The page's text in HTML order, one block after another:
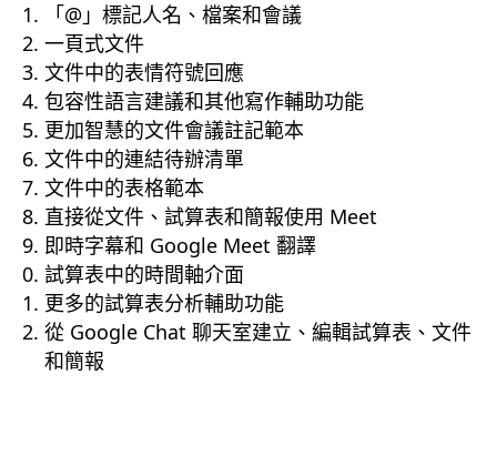
「@」標記人名、檔案和會議
一頁式文件
文件中的表情符號回應
包容性語言建議和其他寫作輔助功能
更加智慧的文件會議註記範本
文件中的連結待辦清單
文件中的表格範本
直接從文件、試算表和簡報使用 Meet
即時字幕和 Google Meet 翻譯
試算表中的時間軸介面
更多的試算表分析輔助功能
從 Google Chat 聊天室建立、編輯試算表、文件
和簡報